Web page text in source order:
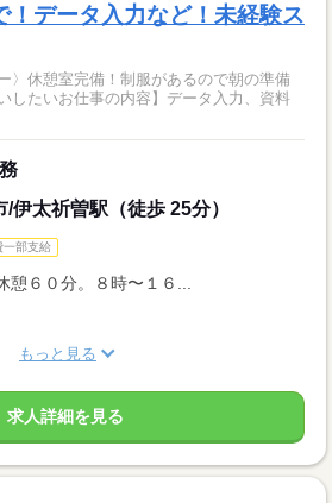
！データ入力など！未経験ス
〉休憩室完備！制服があるので朝の準備
たいお仕事の内容】データ入力、資料
伊太祈曽駅（徒歩 25分）
一部支給
６０分。８時〜１６...
もっと見る
求人詳細を見る